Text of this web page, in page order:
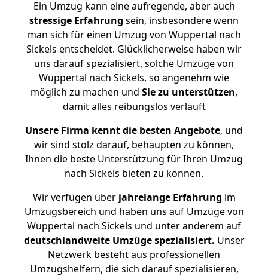
Ein Umzug kann eine aufregende, aber auch
stressige Erfahrung sein, insbesondere wenn
man sich für einen Umzug von Wuppertal nach
Sickels entscheidet. Glücklicherweise haben wir
uns darauf spezialisiert, solche Umzüge von
Wuppertal nach Sickels, so angenehm wie
möglich zu machen und Sie zu unterstützen,
damit alles reibungslos verläuft
Unsere Firma kennt die besten Angebote, und
wir sind stolz darauf, behaupten zu können,
Ihnen die beste Unterstützung für Ihren Umzug
nach Sickels bieten zu können.
Wir verfügen überjahrelange Erfahrung im
Umzugsbereich und haben uns auf Umzüge von
Wuppertal nach Sickels und unter anderem auf
deutschlandweite Umzüge spezialisiert. Unser
Netzwerk besteht aus professionellen
Umzugshelfern, die sich darauf spezialisieren,